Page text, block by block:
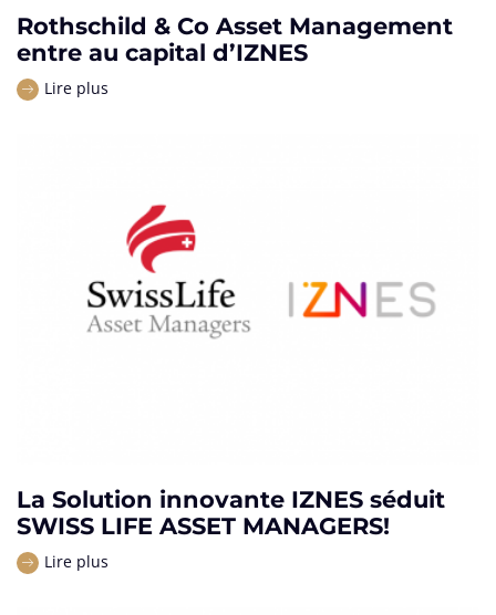
Rothschild & Co Asset Management
entre au capital d’IZNES
Lire plus
La Solution innovante IZNES séduit
SWISS LIFE ASSET MANAGERS!
Lire plus